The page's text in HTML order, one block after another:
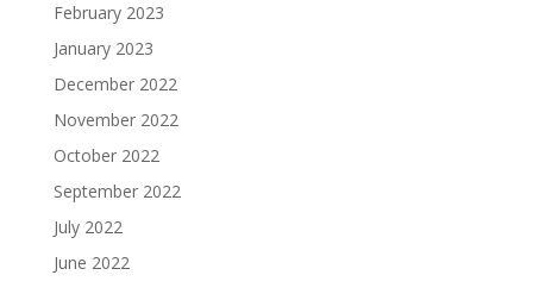
February 2023
January 2023
December 2022
November 2022
October 2022
September 2022
July 2022
June 2022